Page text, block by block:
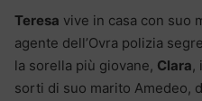
Teresa vive in casa con suo
agente dell’Ovra polizia
la sorella più giovane, Clara,
sorti di suo marito Amedeo,